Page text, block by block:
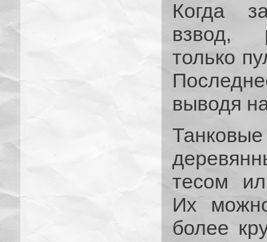
Когда
взвод,
только
выводя
тесом
Их
более